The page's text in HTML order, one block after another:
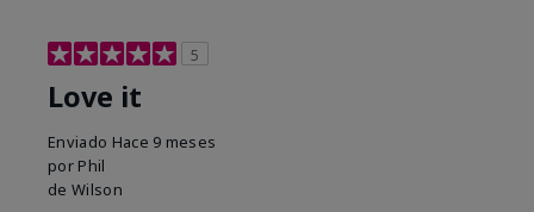
5
Love it
Enviado Hace 9 meses
por Phil
de Wilson